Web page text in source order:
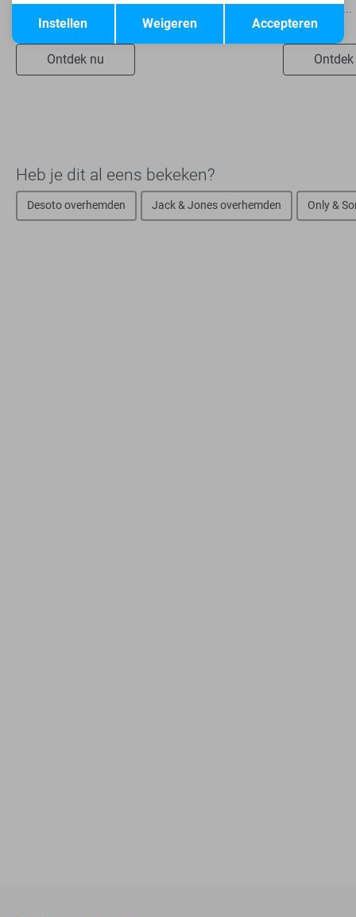
onafhankelijk van...
Ontdek nu
snel verder...
Heb je dit al eens bekeken?
Desoto overhemden Jack & Jones overhemden Only &
Terug
Opslaan
Accepteren
Weigeren
Instellen